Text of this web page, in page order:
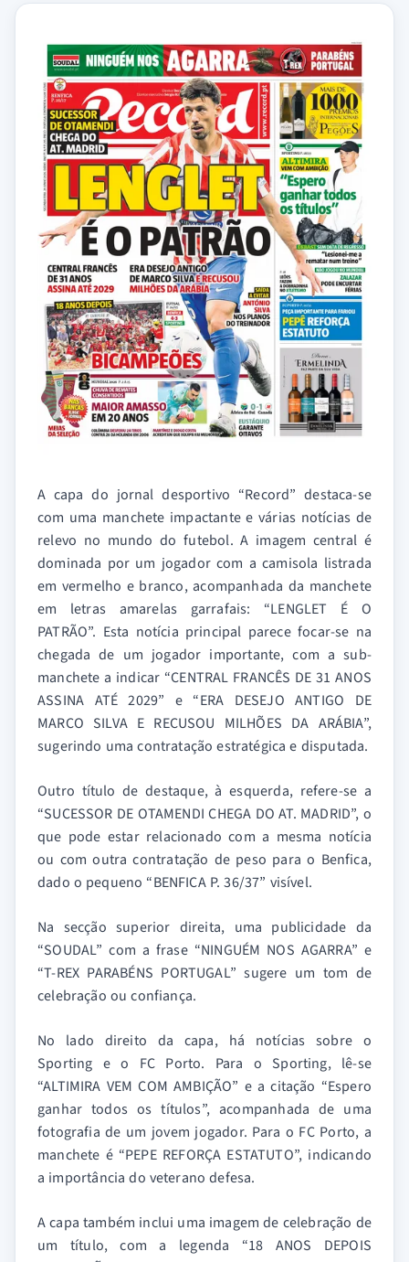
A capa do jornal desportivo “Record” destaca-se
com uma manchete impactante e várias notícias de
relevo no mundo do futebol. A imagem central é
dominada por um jogador com a camisola listrada
em vermelho e branco, acompanhada da manchete
em letras amarelas garrafais: “LENGLET É O
PATRÃO”. Esta notícia principal parece focar-se na
chegada de um jogador importante, com a sub-
manchete a indicar “CENTRAL FRANCÊS DE 31 ANOS
ASSINA ATÉ 2029” e “ERA DESEJO ANTIGO DE
MARCO SILVA E RECUSOU MILHÕES DA ARÁBIA”,
sugerindo uma contratação estratégica e disputada.
Outro título de destaque, à esquerda, refere-se a
“SUCESSOR DE OTAMENDI CHEGA DO AT. MADRID”, o
que pode estar relacionado com a mesma notícia
ou com outra contratação de peso para o Benfica,
dado o pequeno “BENFICA P. 36/37” visível.
Na secção superior direita, uma publicidade da
“SOUDAL” com a frase “NINGUÉM NOS AGARRA” e
“T-REX PARABÉNS PORTUGAL” sugere um tom de
celebração ou confiança.
No lado direito da capa, há notícias sobre o
Sporting e o FC Porto. Para o Sporting, lê-se
“ALTIMIRA VEM COM AMBIÇÃO” e a citação “Espero
ganhar todos os títulos”, acompanhada de uma
fotografia de um jovem jogador. Para o FC Porto, a
manchete é “PEPE REFORÇA ESTATUTO”, indicando
a importância do veterano defesa.
A capa também inclui uma imagem de celebração de
um título, com a legenda “18 ANOS DEPOIS